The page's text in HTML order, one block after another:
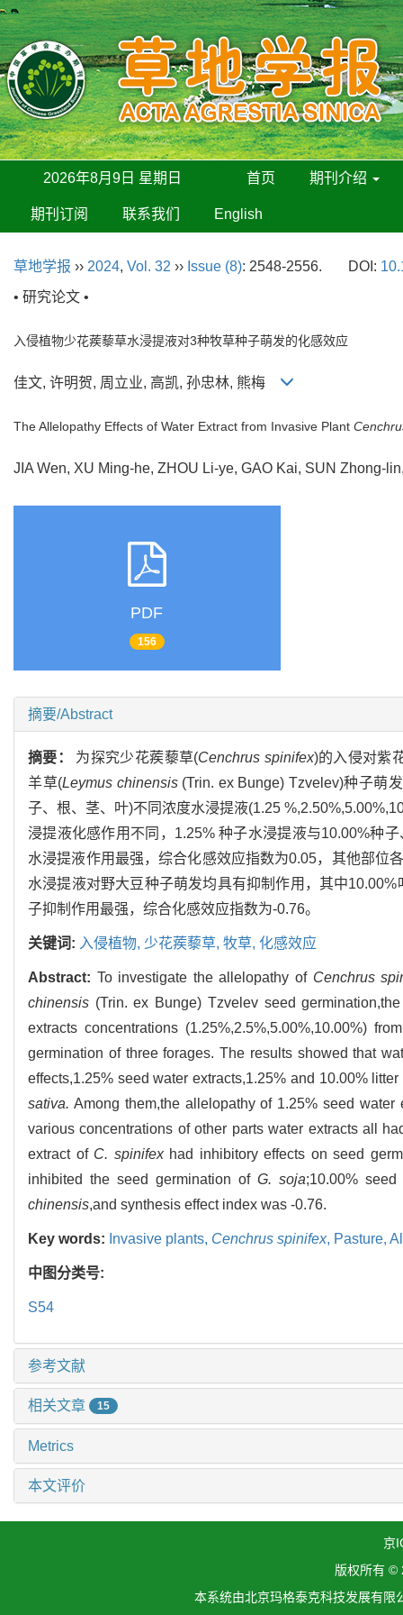
2026年8月9日 星期日 首页 期刊介绍
期刊订阅 联系我们 English
草地学报 ›› 2024, Vol. 32 ›› Issue (8): 2548-2556. DOI:
• 研究论文 •
入侵植物少花蒺藜草水浸提液对3种牧草种子萌发的化感效应
佳文, 许明贺, 周立业, 高凯, 孙忠林, 熊梅
The Allelopathy Effects of Water Extract from Invasive Plant
JIA Wen, XU Ming-he, ZHOU Li-ye, GAO Kai, SUN Zhong-
PDF
156
摘要/Abstract
摘要： 为探究少花蒺藜草(Cenchrus spinifex)的入侵对紫
羊草(Leymus chinensis(Trin. ex Bunge) Tzvelev)种子萌
子、根、茎、叶)不同浓度水浸提液(1.25
浸提液化感作用不同，1.25% 种子水浸提液与10.00%种
水浸提液作用最强，综合化感效应指数为0.05，其他部位
水浸提液对野大豆种子萌发均具有抑制作用，其中
子抑制作用最强，综合化感效应指数为-0.76。
关键词: 入侵植物, 少花蒺藜草, 牧草, 化感效应
Abstract: To investigate the allelopathy of Cenchrus
chinensis (Trin. ex Bunge) Tzvelev seed
extracts concentrations (1.25%,2.5%,5.00%,10.00%)
germination of three forages. The results showed that
effects,1.25% seed water extracts,1.25% and 10.00%
sativa. Among them,the allelopathy of 1.25% seed
various concentrations of other parts water extracts all
extract of C. spinifexhad inhibitory effects on seed
inhibited the seed germination of G. soja;10.00%
chinensis,and synthesis effect index was -0.76.
Key words: Invasive plants, Cenchrus spinifex, Pasture,
中图分类号:
S54
参考文献
相关文章 15
Metrics
本文评价
京
版权所有 ©
本系统由北京玛格泰克科技发展有